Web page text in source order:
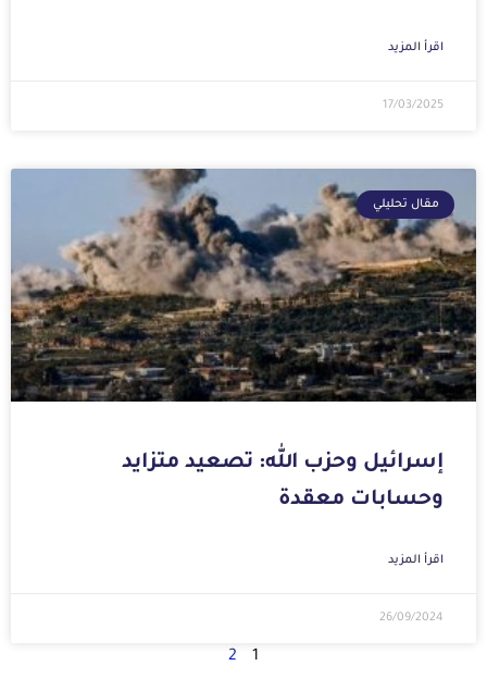
اقرأ المزيد
17/03/2025
مقال تحليلي
إسرائيل وحزب الله: تصعيد متزايد
وحسابات معقدة
اقرأ المزيد
26/09/2024
1
2